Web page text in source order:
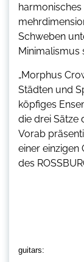
Schweben
Minimalismus
„Morphus
Städten und
köpfiges
die drei Sätze
Vorab
einer einzigen
des
guitars: